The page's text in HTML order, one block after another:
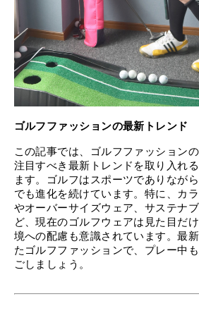
ゴルフファッションの最新トレンド
この記事では、ゴルフファッション
注目すべき最新トレンドを取り入れ
ます。ゴルフはスポーツでありなが
でも進化を続けています。特に、カ
やオーバーサイズウェア、サステナ
ど、現在のゴルフウェアは見た目だ
境への配慮も意識されています。最
たゴルフファッションで、プレー中
ごしましょう。